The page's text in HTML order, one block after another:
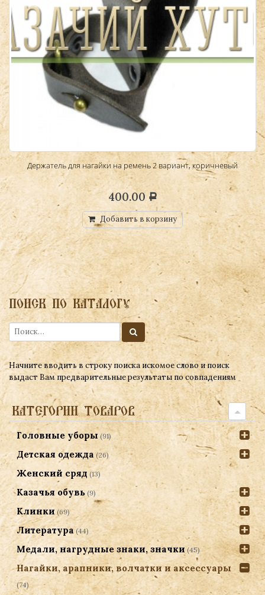
Держатель для нагайки на ремень 2 вариант, коричневый
400.00 Р
Добавить в корзину
ПОИСК ПО КАТАЛОГУ
Начните вводить в строку поиска искомое слово и поиск
выдаст Вам предварительные результаты по совпадениям
КАТЕГОРИИ ТОВАРОВ
Головные уборы (91)
Детская одежда (26)
Женский сряд (13)
Казачья обувь (9)
Клинки (69)
Литература (44)
Медали, нагрудные знаки, значки (45)
Нагайки, арапники, волчатки и аксессуары
(74)